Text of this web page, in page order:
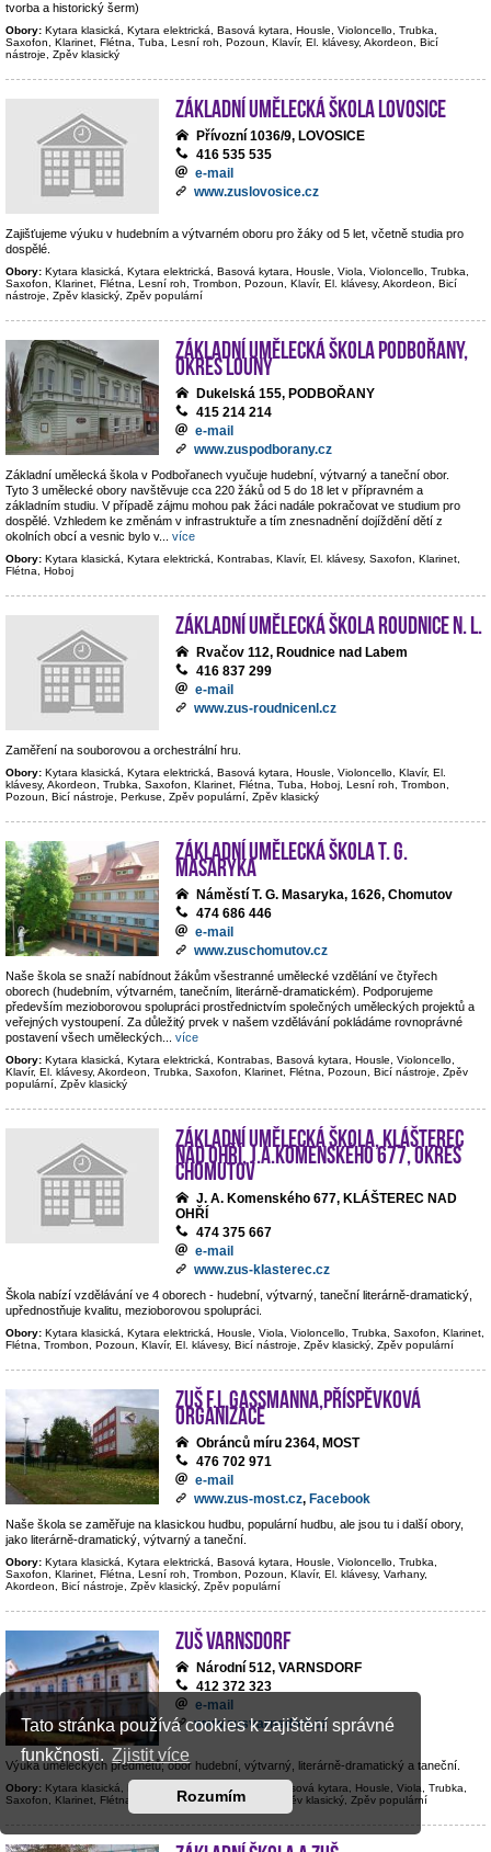
Tato stránka používá cookies k zajištění správné
funkčnosti. Zjistit více
Rozumím
tvorba a historický šerm)
Obory: Kytara klasická, Kytara elektrická, Basová kytara, Housle, Violoncello, Trubka,
Saxofon, Klarinet, Flétna, Tuba, Lesní roh, Pozoun, Klavír, El. klávesy, Akordeon, Bicí
nástroje, Zpěv klasický
Základní umělecká škola Lovosice
Přívozní 1036/9, LOVOSICE
416 535 535
e-mail
www.zuslovosice.cz
Zajišťujeme výuku v hudebním a výtvarném oboru pro žáky od 5 let, včetně studia pro
dospělé.
Obory: Kytara klasická, Kytara elektrická, Basová kytara, Housle, Viola, Violoncello, Trubka,
Saxofon, Klarinet, Flétna, Lesní roh, Trombon, Pozoun, Klavír, El. klávesy, Akordeon, Bicí
nástroje, Zpěv klasický, Zpěv populární
Základní umělecká škola Podbořany,
okres Louny
Dukelská 155, PODBOŘANY
415 214 214
e-mail
www.zuspodborany.cz
Základní umělecká škola v Podbořanech vyučuje hudební, výtvarný a taneční obor.
Tyto 3 umělecké obory navštěvuje cca 220 žáků od 5 do 18 let v přípravném a
základním studiu. V případě zájmu mohou pak žáci nadále pokračovat ve studium pro
dospělé. Vzhledem ke změnám v infrastruktuře a tím znesnadnění dojíždění dětí z
okolních obcí a vesnic bylo v... více
Obory: Kytara klasická, Kytara elektrická, Kontrabas, Klavír, El. klávesy, Saxofon, Klarinet,
Flétna, Hoboj
Základní umělecká škola Roudnice n. L.
Rvačov 112, Roudnice nad Labem
416 837 299
e-mail
www.zus-roudnicenl.cz
Zaměření na souborovou a orchestrální hru.
Obory: Kytara klasická, Kytara elektrická, Basová kytara, Housle, Violoncello, Klavír, El.
klávesy, Akordeon, Trubka, Saxofon, Klarinet, Flétna, Tuba, Hoboj, Lesní roh, Trombon,
Pozoun, Bicí nástroje, Perkuse, Zpěv populární, Zpěv klasický
Základní umělecká škola T. G.
Masaryka
Náměstí T. G. Masaryka, 1626, Chomutov
474 686 446
e-mail
www.zuschomutov.cz
Naše škola se snaží nabídnout žákům všestranné umělecké vzdělání ve čtyřech
oborech (hudebním, výtvarném, tanečním, literárně-dramatickém). Podporujeme
především mezioborovou spolupráci prostřednictvím společných uměleckých projektů a
veřejných vystoupení. Za důležitý prvek v našem vzdělávání pokládáme rovnoprávné
postavení všech uměleckých
více
Obory: Kytara klasická, Kytara elektrická, Kontrabas, Basová kytara, Housle, Violoncello,
Klavír, El. klávesy, Akordeon, Trubka, Saxofon, Klarinet, Flétna, Pozoun, Bicí nástroje, Zpěv
populární, Zpěv klasický
Základní umělecká škola, Klášterec
nad Ohří, J.A.Komenského 677, okres
Chomutov
J. A. Komenského 677, KLÁŠTEREC NAD
OHŘÍ
474 375 667
e-mail
www.zus-klasterec.cz
Škola nabízí vzdělávání ve 4 oborech - hudební, výtvarný, taneční literárně-dramatický,
upřednostňuje kvalitu, mezioborovou spolupráci.
Obory: Kytara klasická, Kytara elektrická, Housle, Viola, Violoncello, Trubka, Saxofon, Klarinet,
Flétna, Trombon, Pozoun, Klavír, El. klávesy, Bicí nástroje, Zpěv klasický, Zpěv populární
ZUŠ F.L.Gassmanna,příspěvková
organizace
Obránců míru 2364, MOST
476 702 971
e-mail
www.zus-most.cz, Facebook
Naše škola se zaměřuje na klasickou hudbu, populární hudbu, ale jsou tu i další obory,
jako literárně-dramatický, výtvarný a taneční.
Obory: Kytara klasická, Kytara elektrická, Basová kytara, Housle, Violoncello, Trubka,
Saxofon, Klarinet, Flétna, Lesní roh, Trombon, Pozoun, Klavír, El. klávesy, Varhany,
Akordeon, Bicí nástroje, Zpěv klasický, Zpěv populární
ZUŠ Varnsdorf
Národní 512, VARNSDORF
412 372 323
e-mail
www.zusvarnsdorf.cz
Výuka uměleckých předmětů; obor hudební, výtvarný, literárně-dramatický a taneční.
Obory: Kytara klasická, Kytara elektrická, Kontrabas, Basová kytara, Housle, Viola, Trubka,
Saxofon, Klarinet, Flétna, Hoboj, Klavír, Bicí nástroje, Zpěv klasický, Zpěv populární